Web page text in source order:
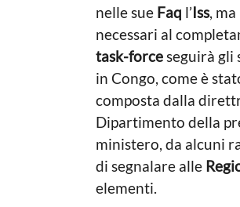
nelle sue Faq l’Iss,
necessari al
task-forceseguirà gli
in Congo, come è
composta dalla
Dipartimento della
ministero, da alcuni
di segnalare alle
elementi.